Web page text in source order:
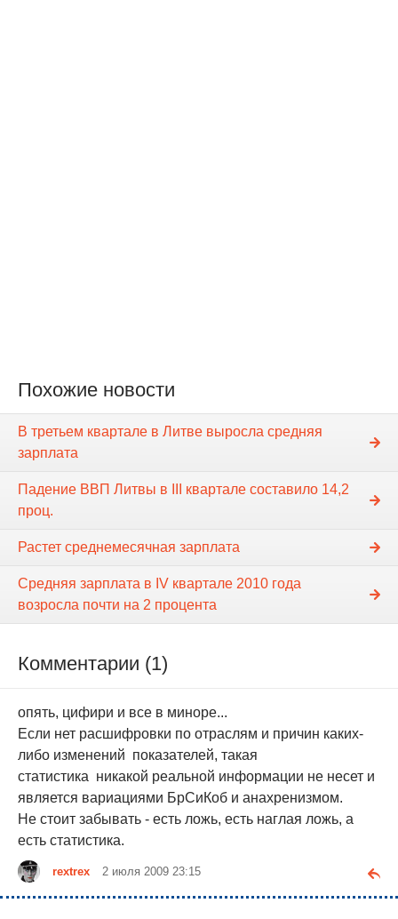
Похожие новости
В третьем квартале в Литве выросла средняя
зарплата
Падение ВВП Литвы в III квартале составило 14,2
проц.
Растет среднемесячная зарплата
Средняя зарплата в IV квартале 2010 года
возросла почти на 2 процента
Комментарии (1)
опять, цифири и все в миноре...
Если нет расшифровки по отраслям и причин каких-
либо изменений показателей, такая
статистика никакой реальной информации не несет и
является вариациями БрСиКоб и анахренизмом.
Не стоит забывать - есть ложь, есть наглая ложь, а
есть статистика.
rextrex 2 июля 2009 23:15